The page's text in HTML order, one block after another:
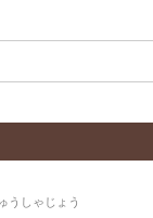
うしゃじょう